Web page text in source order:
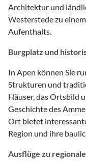
Architektur und
Westerstede zu
Aufenthalts.
Burgplatz und
In Apen können Sie
Strukturen und
Häuser, das Ortsbild
Geschichte des
Ort bietet
Region und ihre
Ausflüge zu